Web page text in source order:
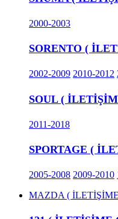
2000-2003
SORENTO (
2002-2009 2010-2012
SOUL (
2011-2018
SPORTAGE (
2005-2008 2009-2010
MAZDA (